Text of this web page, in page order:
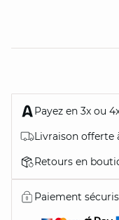
Payez en 3x ou
Livraison offerte
Retours en
Paiement